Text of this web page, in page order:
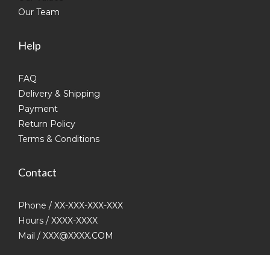
Our Team
Help
FAQ
Delivery & Shipping
Payment
Return Policy
Terms & Conditions
Contact
Phone / XX-XXX-XXX-XXX
Hours / XXXX-XXXX
Mail / XXX@XXXX.COM